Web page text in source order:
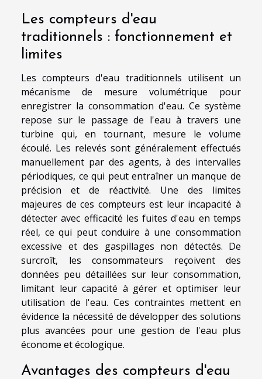
Les compteurs d'eau
traditionnels : fonctionnement et
limites
Les compteurs d'eau traditionnels utilisent un
mécanisme de mesure volumétrique pour
enregistrer la consommation d'eau. Ce système
repose sur le passage de l'eau à travers une
turbine qui, en tournant, mesure le volume
écoulé. Les relevés sont généralement effectués
manuellement par des agents, à des intervalles
périodiques, ce qui peut entraîner un manque de
précision et de réactivité. Une des limites
majeures de ces compteurs est leur incapacité à
détecter avec efficacité les fuites d'eau en temps
réel, ce qui peut conduire à une consommation
excessive et des gaspillages non détectés. De
surcroît, les consommateurs reçoivent des
données peu détaillées sur leur consommation,
limitant leur capacité à gérer et optimiser leur
utilisation de l'eau. Ces contraintes mettent en
évidence la nécessité de développer des solutions
plus avancées pour une gestion de l'eau plus
économe et écologique.
Avantages des compteurs d'eau